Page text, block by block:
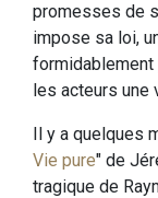
promesses de
impose sa loi,
formidablement
les acteurs une
Il y a quelques
Vie pure" de
tragique de